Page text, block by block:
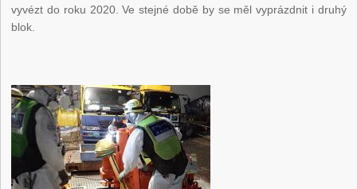
vyvézt do roku 2020. Ve stejné době by se měl vyprázdnit i druhý
blok.